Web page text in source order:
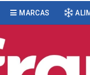
MARCAS